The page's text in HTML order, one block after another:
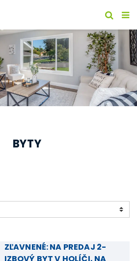
BYTY
ZĽAVNENÉ: NA PREDAJ 2-
IZBOVÝ BYT V HOLÍČI, NA